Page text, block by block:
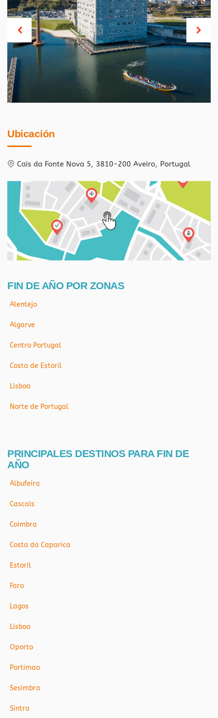
Ubicación
Cais da Fonte Nova 5, 3810-200 Aveiro, Portugal
FIN DE AÑO POR ZONAS
Alentejo
Algarve
Centro Portugal
Costa de Estoril
Lisboa
Norte de Portugal
PRINCIPALES DESTINOS PARA FIN DE
AÑO
Albufeira
Cascais
Coimbra
Costa da Caparica
Estoril
Faro
Lagos
Lisboa
Oporto
Portimao
Sesimbra
Sintra